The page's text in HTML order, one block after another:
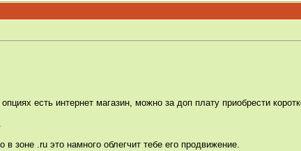
есть интернет магазин, можно за доп плату приобрести
зоне .ru это намного облегчит тебе его продвижение.